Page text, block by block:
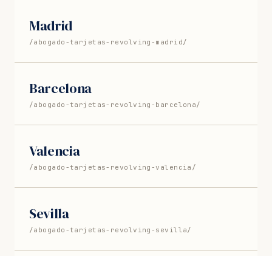
Madrid
/abogado-tarjetas-revolving-madrid/
Barcelona
/abogado-tarjetas-revolving-barcelona/
Valencia
/abogado-tarjetas-revolving-valencia/
Sevilla
/abogado-tarjetas-revolving-sevilla/